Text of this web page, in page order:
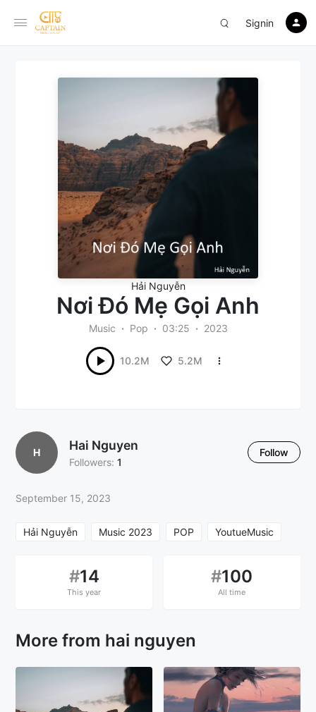
Signin
Hải Nguyễn
Nơi Đó Mẹ Gọi Anh
Music Pop 03:25 2023
10.2M 5.2M
H Hai Nguyen
Followers: 1
Follow
September 15, 2023
Hải Nguyễn Music 2023 POP YoutueMusic
#14
This year
#100
All time
More from hai nguyen